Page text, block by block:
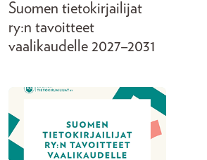
Suomen tietokirjailijat
ry:n tavoitteet
vaalikaudelle 2027–2031